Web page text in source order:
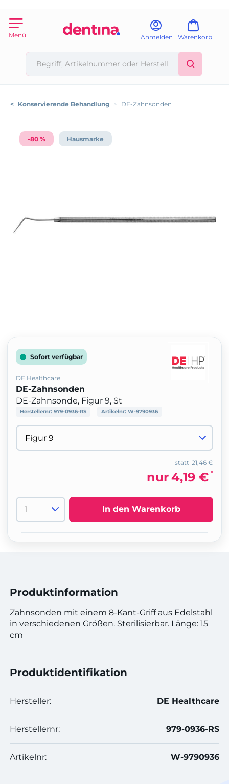
Menü Anmelden Warenkorb
< Konservierende Behandlung > DE-Zahnsonden
-80 % Hausmarke
Sofort verfügbar
DE Healthcare
DE-Zahnsonden
DE-Zahnsonde, Figur 9, St
Herstellernr: 979-0936-RS Artikelnr: W-9790936
21,46 €
statt
nur4,19 € *
In den Warenkorb
Produktinformation
Zahnsonden mit einem 8-Kant-Griff aus Edelstahl
in verschiedenen Größen. Sterilisierbar. Länge: 15
cm
Produktidentifikation
Hersteller: DE Healthcare
Herstellernr: 979-0936-RS
Artikelnr: W-9790936